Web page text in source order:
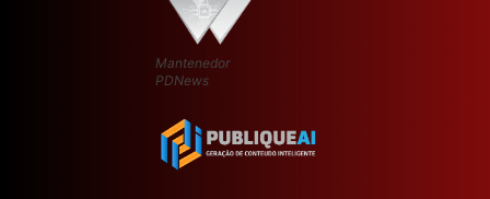
Mantenedor
PDNews